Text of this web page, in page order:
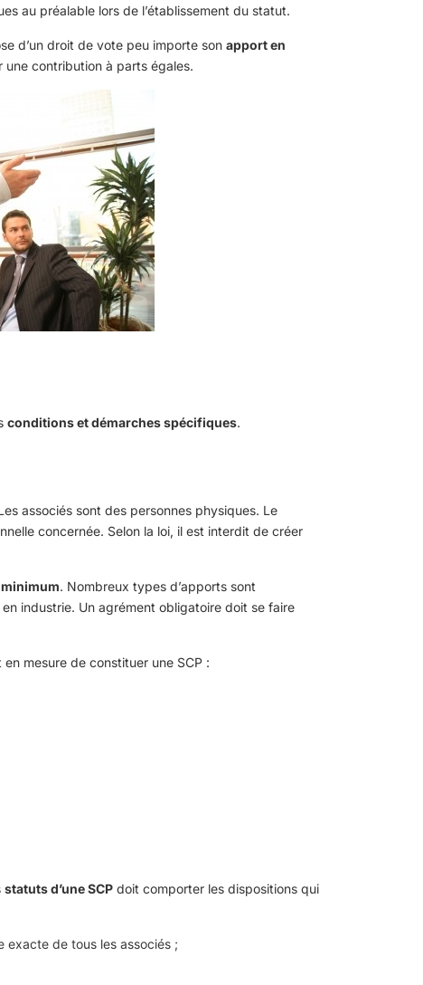
au préalable lors de l’établissement du statut.
d’un droit de vote peu importe son apport en
contribution à parts égales.
conditions et démarches spécifiques.
associés sont des personnes physiques. Le
concernée. Selon la loi, il est interdit de créer
. Nombreux types d’apports sont
industrie. Un agrément obligatoire doit se faire
mesure de constituer une SCP :
statuts d’une SCP doit comporter les dispositions qui
exacte de tous les associés ;